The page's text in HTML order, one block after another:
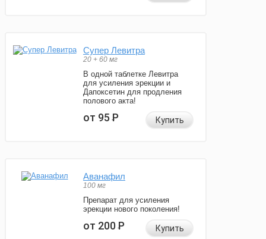
Супер Левитра
20 + 60 мг
В одной таблетке Левитра
для усиления эрекции и
Дапоксетин для продления
полового акта!
от 95Р Купить
Аванафил
100 мг
Препарат для усиления
эрекции нового поколения!
от 200Р Купить